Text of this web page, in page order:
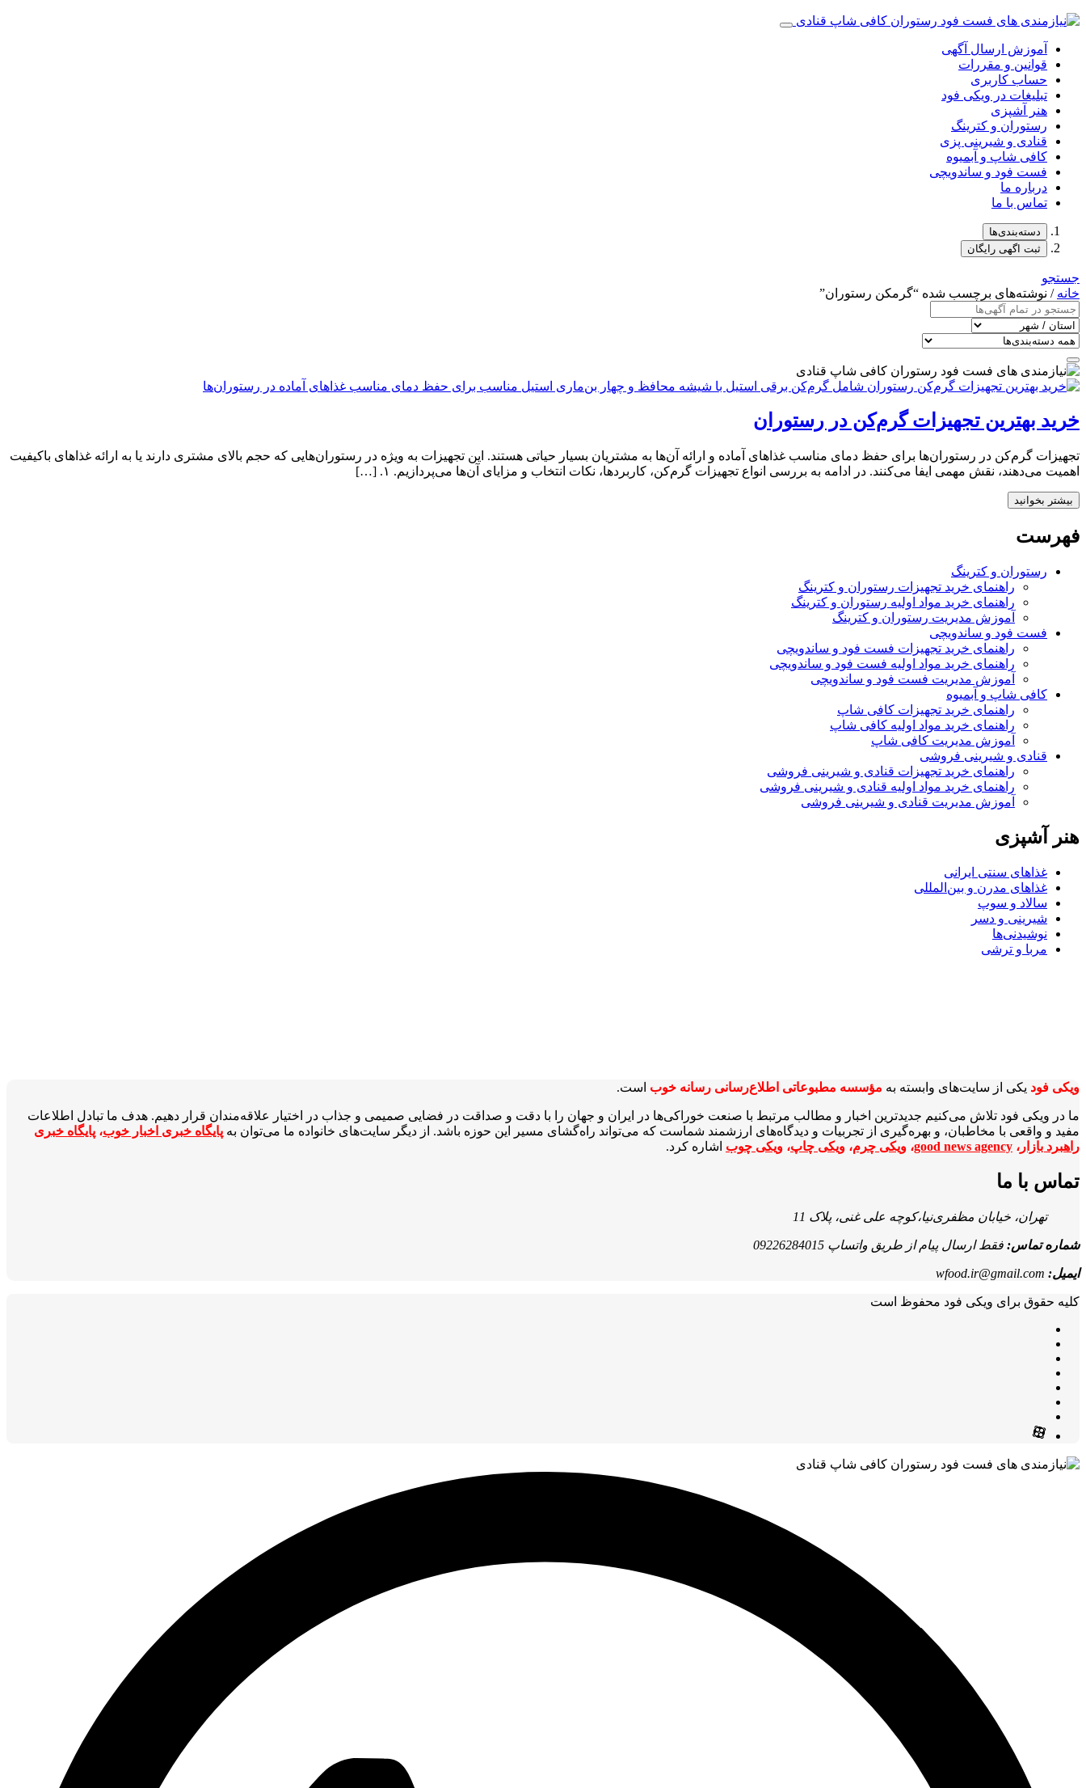
آموزش ارسال آگهی
قوانین و مقررات
حساب کاربری
تبلیغات در ویکی فود
هنر آشپزی
رستوران و کترینگ
قنادی و شیرینی پزی
کافی شاپ و آبمیوه
فست فود و ساندویچی
درباره ما
تماس با ما
دسته‌بندی‌ها
ثبت اگهی رایگان
جستجو
خانه / نوشته‌های برچسب شده “گرمکن رستوران‌”
خرید بهترین تجهیزات گرم‌کن در رستوران‌
تجهیزات گرم‌کن در رستوران‌ها برای حفظ دمای مناسب غذاهای آماده و ارائه آن‌ها به مشتریان بسیار حیاتی هستند. این تجهیزات به ویژه در رستوران‌هایی که حجم بالای مشتری دارند یا به ارائه غذاهای باکیفیت
اهمیت می‌دهند، نقش مهمی ایفا می‌کنند. در ادامه به بررسی انواع تجهیزات گرم‌کن، کاربردها، نکات انتخاب و مزایای آن‌ها می‌پردازیم. ۱. […]
بیشتر بخوانید
فهرست
رستوران و کترینگ
راهنمای خرید تجهیزات رستوران و کترینگ
راهنمای خرید مواد اولیه رستوران و کترینگ
آموزش مدیریت رستوران و کترینگ
فست فود و ساندویچی
راهنمای خرید تجهیزات فست فود و ساندویچی
راهنمای خرید مواد اولیه فست فود و ساندویچی
آموزش مدیریت فست فود و ساندویچی
کافی شاپ و آبمیوه
راهنمای خرید تجهیزات کافی شاپ
راهنمای خرید مواد اولیه کافی‌ شاپ‌
آموزش مدیریت کافی شاپ
قنادی و شیرینی فروشی
راهنمای خرید تجهیزات قنادی و شیرینی فروشی
راهنمای خرید مواد اولیه قنادی و شیرینی فروشی
آموزش مدیریت قنادی و شیرینی فروشی
هنر آشپزی
غذاهای سنتی ایرانی
غذاهای مدرن و بین‌المللی
سالاد و سوپ
شیرینی و دسر
نوشیدنی‌ها
مربا و ترشی
ویکی‌ فود یکی از سایت‌های وابسته به مؤسسه مطبوعاتی اطلاع‌رسانی رسانه خوب است.
ما در ویکی‌ فود تلاش می‌کنیم جدیدترین اخبار و مطالب مرتبط با صنعت خوراکی‌ها در ایران و جهان را با دقت و صداقت در فضایی صمیمی و جذاب در اختیار علاقه‌مندان قرار دهیم. هدف ما تبادل اطلاعات
مفید و واقعی با مخاطبان، و بهره‌گیری از تجربیات و دیدگاه‌های ارزشمند شماست که می‌تواند راه‌گشای مسیر این حوزه باشد. از دیگر سایت‌های خانواده ما می‌توان به پایگاه خبری اخبار خوب، پایگاه خبری
راهبرد بازار ، good news agency، ویکی چرم، ویکی چاپ، ویکی چوب اشاره کرد.
تماس با ما
تهران، خیابان مظفری‌نیا،کوچه علی غنی، پلاک 11
شماره تماس: فقط ارسال پیام از طریق واتساپ 09226284015
ایمیل: wfood.ir@gmail.com
کلیه حقوق برای ویکی فود محفوظ است